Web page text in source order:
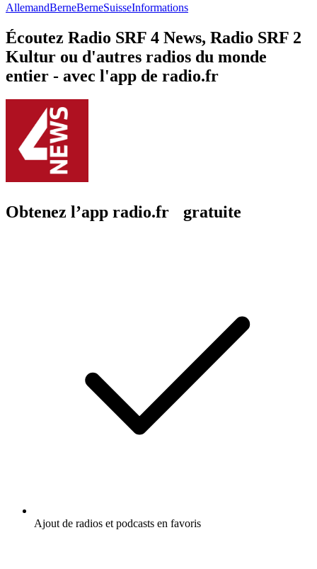
AllemandBerneBerneSuisseInformations
Écoutez Radio SRF 4 News, Radio SRF 2
Kultur ou d'autres radios du monde
entier - avec l'app de radio.fr
Obtenez l’app radio.fr gratuite
Ajout de radios et podcasts en favoris